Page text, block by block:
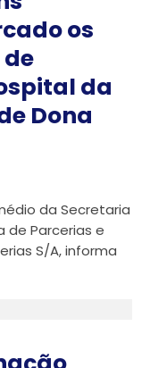
os
da
Dona
da Secretaria
de Parcerias e
S/A, informa